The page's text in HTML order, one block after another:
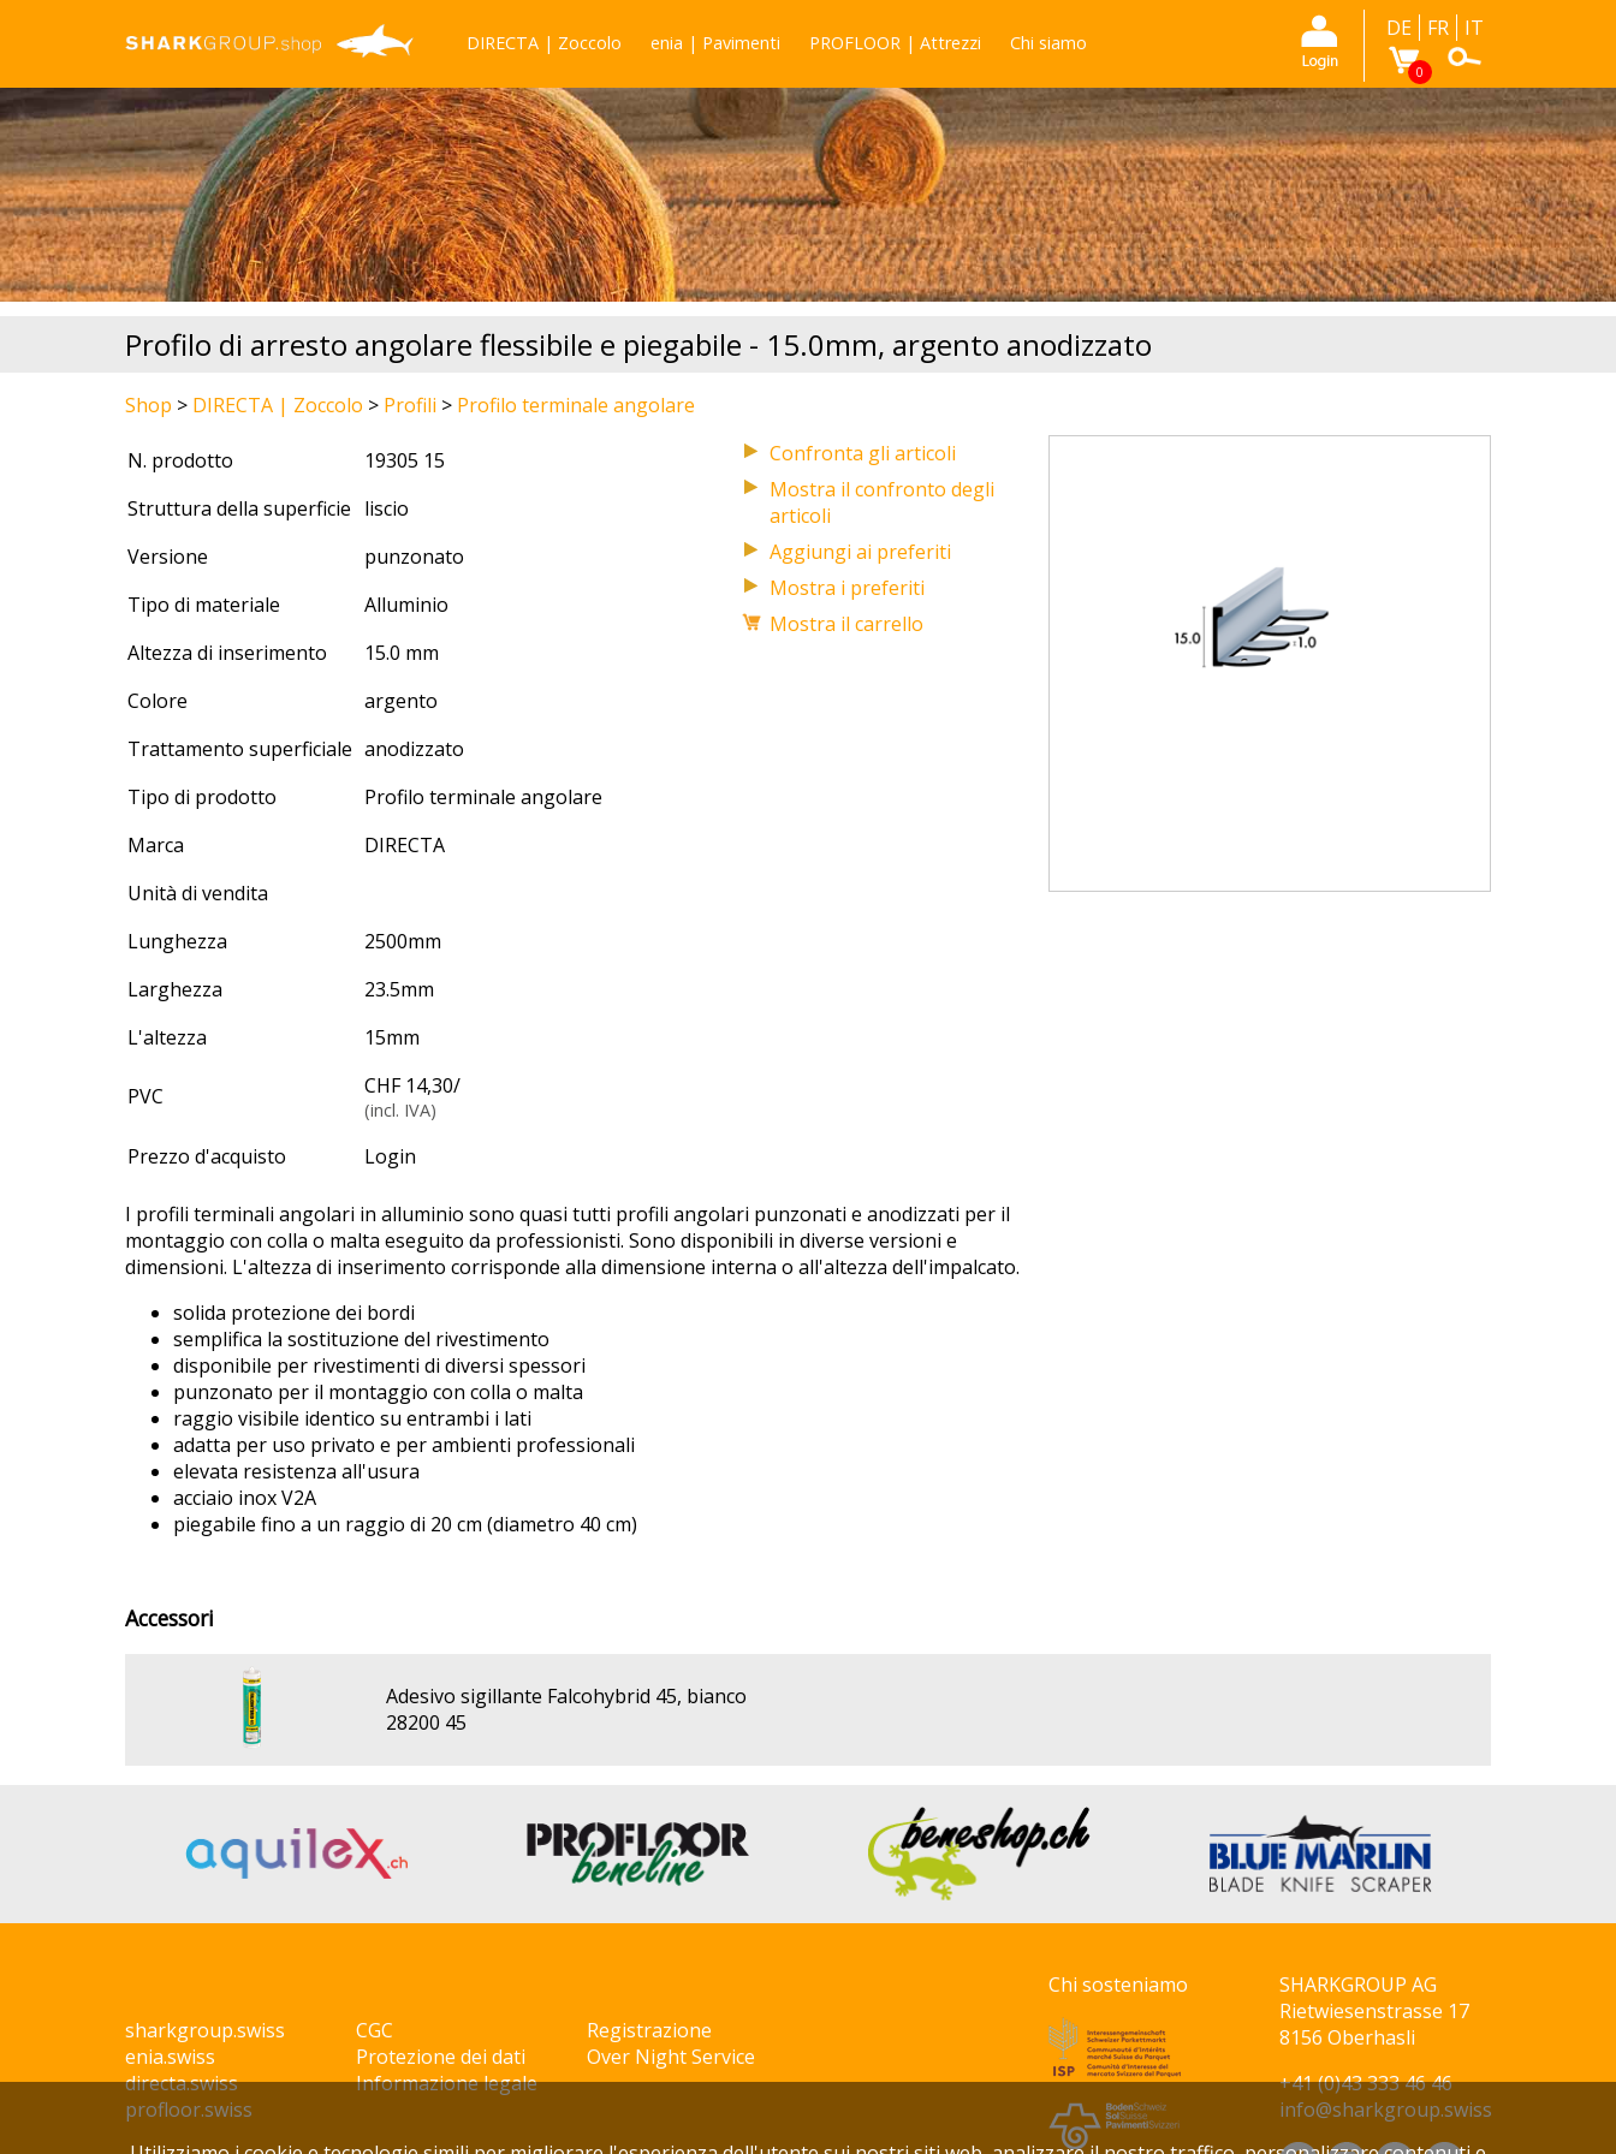
DIRECTA | Zoccolo enia | Pavimenti PROFLOOR | Attrezzi Chi siamo
DE FR IT
0
Profilo di arresto angolare flessibile e piegabile - 15.0mm, argento anodizzato
Shop > DIRECTA | Zoccolo > Profili > Profilo terminale angolare
N. prodotto
19305 15
Struttura della superficie liscio
Versione
punzonato
Tipo di materiale
Alluminio
Altezza di inserimento
15.0 mm
Colore
argento
Trattamento superficiale anodizzato
Tipo di prodotto
Profilo terminale angolare
Marca
DIRECTA
Unità di vendita
Lunghezza
2500mm
Larghezza
23.5mm
L'altezza
15mm
PVC CHF 14,30/
(incl. IVA)
Prezzo d'acquisto Login
Mostra il confronto degli
articoli
Mostra i preferiti
Mostra il carrello
I profili terminali angolari in alluminio sono quasi tutti profili angolari punzonati e anodizzati per il
montaggio con colla o malta eseguito da professionisti. Sono disponibili in diverse versioni e
dimensioni. L'altezza di inserimento corrisponde alla dimensione interna o all'altezza dell'impalcato.
solida protezione dei bordi
semplifica la sostituzione del rivestimento
disponibile per rivestimenti di diversi spessori
punzonato per il montaggio con colla o malta
raggio visibile identico su entrambi i lati
adatta per uso privato e per ambienti professionali
elevata resistenza all'usura
acciaio inox V2A
piegabile fino a un raggio di 20 cm (diametro 40 cm)
Accessori
Adesivo sigillante Falcohybrid 45, bianco
28200 45
sharkgroup.swiss
enia.swiss
directa.swiss
profloor.swiss
CGC
Protezione dei dati
Informazione legale
Registrazione
Over Night Service
Chi sosteniamo
SHARKGROUP AG
Rietwiesenstrasse 17
8156 Oberhasli
+41 (0)43 333 46 46
info@sharkgroup.swiss